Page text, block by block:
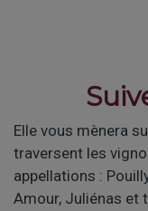
Elle vous mènera
traversent les
appellations :
Amour, Juliénas et